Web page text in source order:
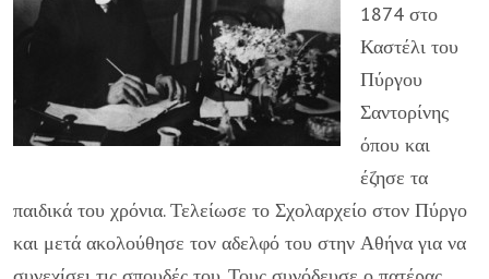
1874 στο
Καστέλι του
Πύργου
Σαντορίνης
όπου και
έζησε τα
παιδικά του χρόνια. Τελείωσε το Σχολαρχείο στον Πύργο
και μετά ακολούθησε τον αδελφό του στην Αθήνα για να